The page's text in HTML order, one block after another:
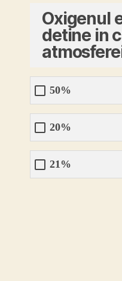
Oxigenul
detine in
50%
20%
21%